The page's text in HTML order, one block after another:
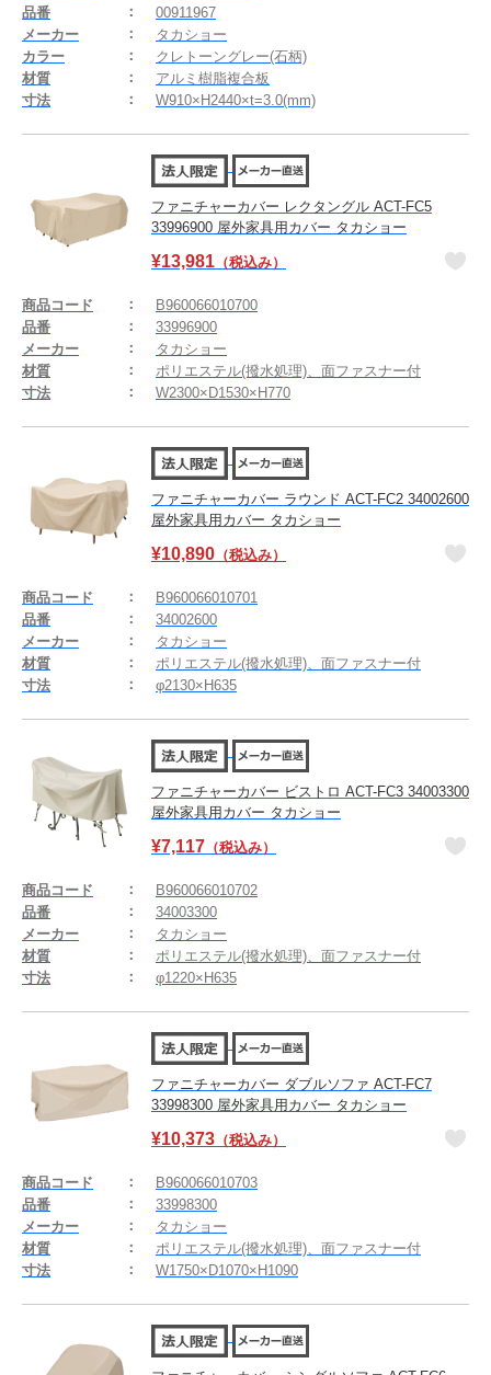
品番
00911967
メーカー
タカショー
カラー
クレトーングレー(石柄)
材質
アルミ樹脂複合板
寸法
W910×H2440×t=3.0(mm)
ファニチャーカバー レクタングル ACT-FC5
33996900 屋外家具用カバー タカショー
¥13,981 （税込み）
商品コード
B960066010700
品番
33996900
メーカー
タカショー
材質
ポリエステル(撥水処理)、面ファスナー付
寸法
W2300×D1530×H770
ファニチャーカバー ラウンド ACT-FC2 34002600
屋外家具用カバー タカショー
¥10,890 （税込み）
商品コード
B960066010701
品番
34002600
メーカー
タカショー
材質
ポリエステル(撥水処理)、面ファスナー付
寸法
φ2130×H635
ファニチャーカバー ビストロ ACT-FC3 34003300
屋外家具用カバー タカショー
¥7,117 （税込み）
商品コード
B960066010702
品番
34003300
メーカー
タカショー
材質
ポリエステル(撥水処理)、面ファスナー付
寸法
φ1220×H635
ファニチャーカバー ダブルソファ ACT-FC7
33998300 屋外家具用カバー タカショー
¥10,373 （税込み）
商品コード
B960066010703
品番
33998300
メーカー
タカショー
材質
ポリエステル(撥水処理)、面ファスナー付
寸法
W1750×D1070×H1090